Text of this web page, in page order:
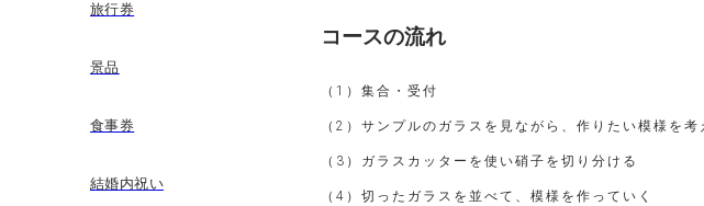
旅行券
景品
食事券
結婚内祝い
コースの流れ
（1）集合・受付
（2）サンプルのガラスを見ながら、作りたい模様を考
（3）ガラスカッターを使い硝子を切り分ける
（4）切ったガラスを並べて、模様を作っていく